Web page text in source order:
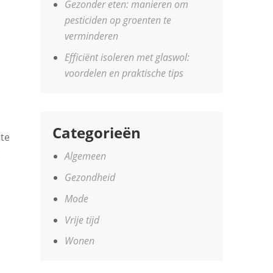
Gezonder eten: manieren om
pesticiden op groenten te
verminderen
Efficiënt isoleren met glaswol:
voordelen en praktische tips
Categorieën
Algemeen
Gezondheid
Mode
Vrije tijd
Wonen